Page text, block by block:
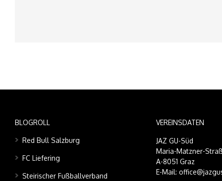
BLOGROLL
Red Bull Salzburg
FC Liefering
Steirischer Fußballverband
VEREINSDATEN
JAZ GU-Süd
Maria-Matzner-
A-8051 Graz
E-Mail: